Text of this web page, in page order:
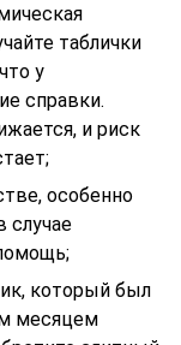
таблички
у
справки.
и риск
особенно
случае
который был
месяцем